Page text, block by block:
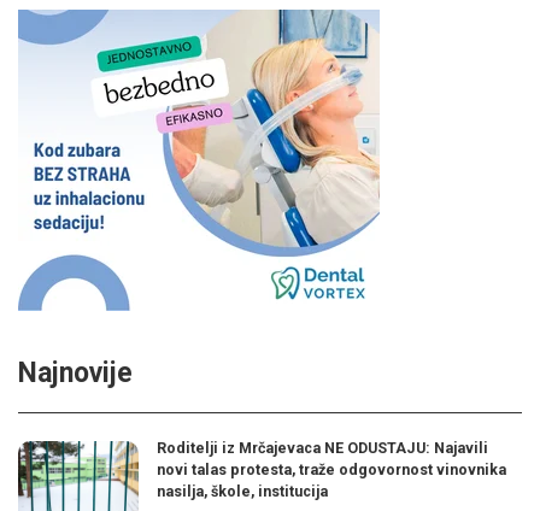
Najnovije
Roditelji iz Mrčajevaca NE ODUSTAJU: Najavili
novi talas protesta, traže odgovornost vinovnika
nasilja, škole, institucija